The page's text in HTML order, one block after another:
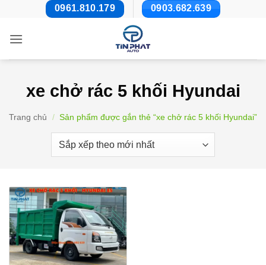
nội
0961.810.179 0903.682.639
xe chở rác 5 khối Hyundai
Trang chủ / Sản phẩm được gắn thẻ “xe chở rác 5 khối Hyundai”